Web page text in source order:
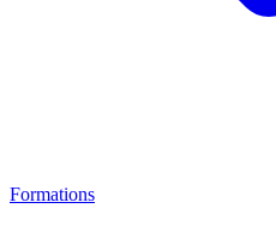
Formations